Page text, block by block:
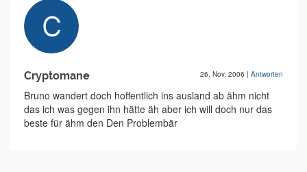
Cryptomane 26. Nov. 2006 | Antworten
Bruno wandert doch hoffentlich ins ausland ab ähm nicht
das ich was gegen ihn hätte äh aber ich will doch nur das
beste für ähm den Den Problembär